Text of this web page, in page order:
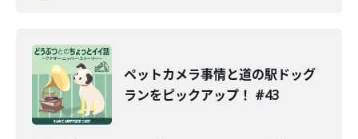
ペットカメラ事情と道の駅ドッグ
ランをピックアップ！ #43